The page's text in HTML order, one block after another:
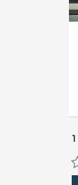
1